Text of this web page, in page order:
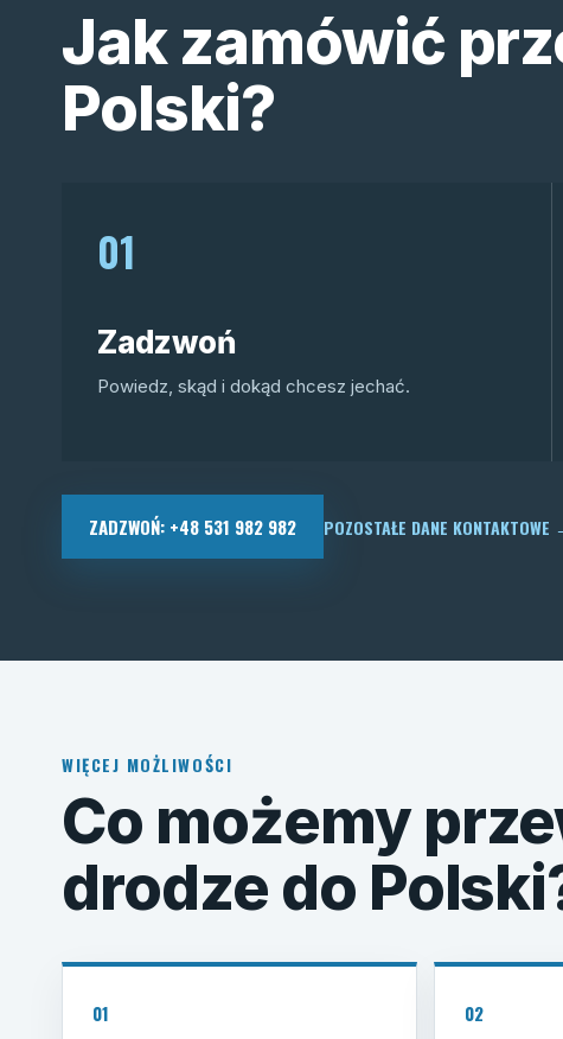
Jak zamówić
Polski?
01
Zadzwoń
Powiedz, skąd i dokąd chcesz jechać.
ZADZWOŃ: +48 531 982 982 POZOSTAŁE DANE KONTAKTOWE
WIĘCEJ MOŻLIWOŚCI
Co możemy
drodze do
01 02